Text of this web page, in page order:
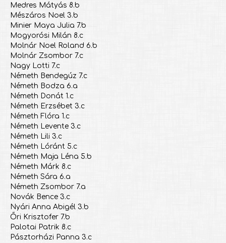
Medres Mátyás 8.b
Mészáros Noel 3.b
Minier Maya Julia 7.b
Mogyorósi Milán 8.c
Molnár Noel Roland 6.b
Molnár Zsombor 7.c
Nagy Lotti 7.c
Németh Bendegúz 7.c
Németh Bodza 6.a
Németh Donát 1.c
Németh Erzsébet 3.c
Németh Flóra 1.c
Németh Levente 3.c
Németh Lili 3.c
Németh Lóránt 5.c
Németh Maja Léna 5.b
Németh Márk 8.c
Németh Sára 6.a
Németh Zsombor 7.a
Novák Bence 3.c
Nyári Anna Abigél 3.b
Őri Krisztofer 7.b
Palotai Patrik 8.c
Pásztorházi Panna 3.c